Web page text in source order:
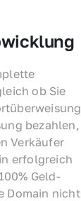
ob Sie
bezahlen,
Verkäufer
erfolgreich
Geld-
Domain nicht